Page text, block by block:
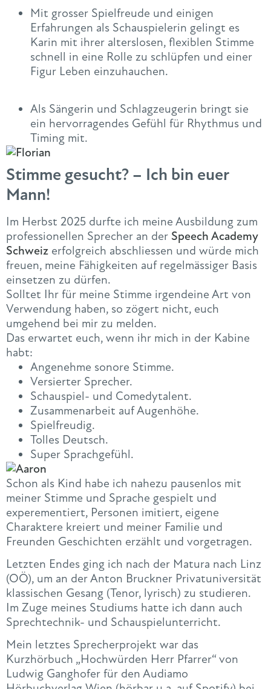
Mit grosser Spielfreude und einigen
Erfahrungen als Schauspielerin gelingt es
Karin mit ihrer alterslosen, flexiblen Stimme
schnell in eine Rolle zu schlüpfen und einer
Figur Leben einzuhauchen.
Als Sängerin und Schlagzeugerin bringt sie
ein hervorragendes Gefühl für Rhythmus und
Timing mit.
Stimme gesucht? – Ich bin euer
Mann!
Im Herbst 2025 durfte ich meine Ausbildung zum
professionellen Sprecher an der Speech Academy
Schweiz erfolgreich abschliessen und würde mich
freuen, meine Fähigkeiten auf regelmässiger Basis
einsetzen zu dürfen.
Solltet Ihr für meine Stimme irgendeine Art von
Verwendung haben, so zögert nicht, euch
umgehend bei mir zu melden.
Das erwartet euch, wenn ihr mich in der Kabine
habt:
Angenehme sonore Stimme.
Versierter Sprecher.
Schauspiel- und Comedytalent.
Zusammenarbeit auf Augenhöhe.
Spielfreudig.
Tolles Deutsch.
Super Sprachgefühl.
Schon als Kind habe ich nahezu pausenlos mit
meiner Stimme und Sprache gespielt und
experementiert, Personen imitiert, eigene
Charaktere kreiert und meiner Familie und
Freunden Geschichten erzählt und vorgetragen.
Letzten Endes ging ich nach der Matura nach Linz
(OÖ), um an der Anton Bruckner Privatuniversität
klassischen Gesang (Tenor, lyrisch) zu studieren.
Im Zuge meines Studiums hatte ich dann auch
Sprechtechnik- und Schauspielunterricht.
Mein letztes Sprecherprojekt war das
Kurzhörbuch „Hochwürden Herr Pfarrer“ von
Ludwig Ganghofer für den Audiamo